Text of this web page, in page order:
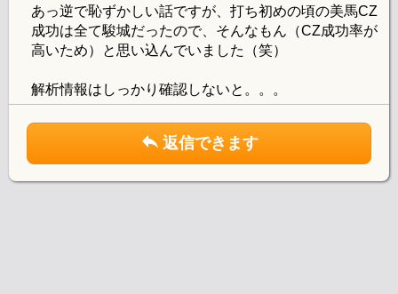
あっ逆で恥ずかしい話ですが、打ち初めの頃の美馬CZ
成功は全て駿城だったので、そんなもん（CZ成功率が
高いため）と思い込んでいました（笑）
解析情報はしっかり確認しないと。。。
返信できます